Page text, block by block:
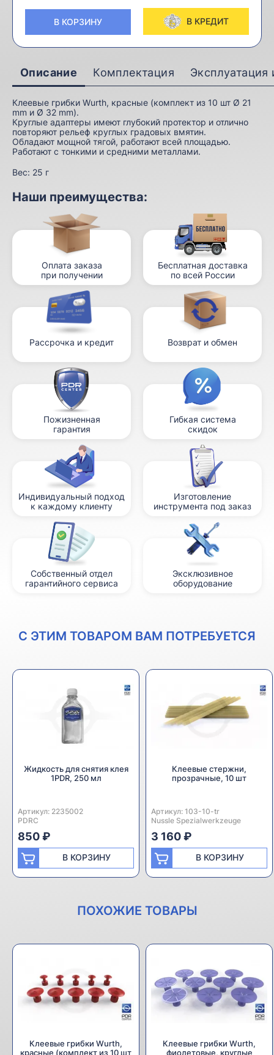
В КОРЗИНУ В КРЕДИТ
Описание Комплектация
Клеевые грибки Wurth, красные (комплект из 10 шт Ø 21
mm и Ø 32 mm).
Круглые адаптеры имеют глубокий протектор и отлично
повторяют рельеф круглых градовых вмятин.
Обладают мощной тягой, работают всей площадью.
Работают с тонкими и средними металлами.
Вес: 25 г
Наши преимущества:
Оплата заказа
при получении
Бесплатная доставка
по всей России
Рассрочка и кредит Возврат и обмен
Пожизненная
гарантия
Гибкая система
скидок
Индивидуальный подход
к каждому клиенту
Изготовление
инструмента под заказ
Собственный отдел
гарантийного сервиса
Эксклюзивное
оборудование
С ЭТИМ ТОВАРОМ ВАМ ПОТРЕБУЕТСЯ
Жидкость для снятия клея
1PDR, 250 мл
Артикул: 2235002
Производитель:
PDRC
850 ₽
В КОРЗИНУ
Клеевые стержни,
прозрачные, 10 шт
Артикул: 103-10-tr
Производитель:
Nussle Spezialwerkzeuge
3 160 ₽
В КОРЗИНУ
ПОХОЖИЕ ТОВАРЫ
Клеевые грибки Wurth,
красные (комплект из 10 шт
Клеевые грибки Wurth,
фиолетовые, круглые